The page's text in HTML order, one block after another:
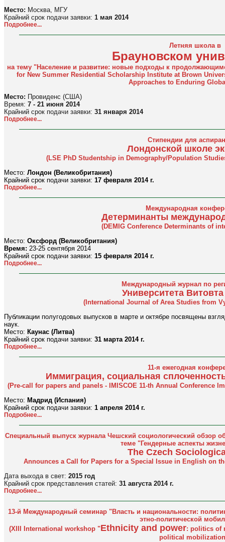
Место: Москва, МГУ
Крайний срок подачи заявки: 1 мая 2014
Подробнее...
Летняя школа в
Брауновском
на тему "Население и развитие: новые подходы к
for New Summer Residential Scholarship Institute at Brown
Approaches to Enduring
Место: Провиденс (США)
Время: 7 - 21 июня 2014
Крайний срок подачи заявки: 31 января 2014
Подробнее...
Стипендии для
Лондонской школе
(LSE PhD Studentship in Demography/Population
Место: Лондон (Великобритания)
Крайний срок подачи заявки: 17 февраля 2014 г.
Подробнее...
Международная
Детерминанты
(DEMIG Conference Determinants of
Место: Оксфорд (Великобритания)
Время: 23-25 сентября 2014
Крайний срок подачи заявки: 15 февраля 2014 г.
Подробнее...
Международный журнал по
Университета
(International Journal of Area Studies from
Публикации полугодовых выпусков в марте и октябре посвящены
наук.
Место: Каунас (Литва)
Крайний срок подачи заявки: 31 марта 2014 г.
Подробнее...
11-я ежегодная
Иммиграция, социальная
(Pre-call for papers and panels - IMISCOE 11-th Annual Conference
Место: Мадрид (Испания)
Крайний срок подачи заявки: 1 апреля 2014 г.
Подробнее...
Специальный выпуск журнала Чешский социологический обзор
теме "Гендерные аспекты
The Czech
Announces a Call for Papers for a Special Issue in English on
Дата выхода в свет: 2015 год
Крайний срок представления статей: 31 августа 2014 г.
Подробнее...
13-й Международный семинар "Власть и национальности:
этно-политической
(XIII International workshop "Ethnicity and power: politics of
political